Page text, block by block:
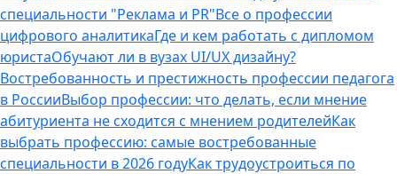
специальности "Реклама и PR"Все о профессии
цифрового аналитикаГде и кем работать с дипломом
юристаОбучают ли в вузах UI/UX дизайну?
Востребованность и престижность профессии педагога
в РоссииВыбор профессии: что делать, если мнение
абитуриента не сходится с мнением родителейКак
выбрать профессию: самые востребованные
специальности в 2026 годуКак трудоустроиться по